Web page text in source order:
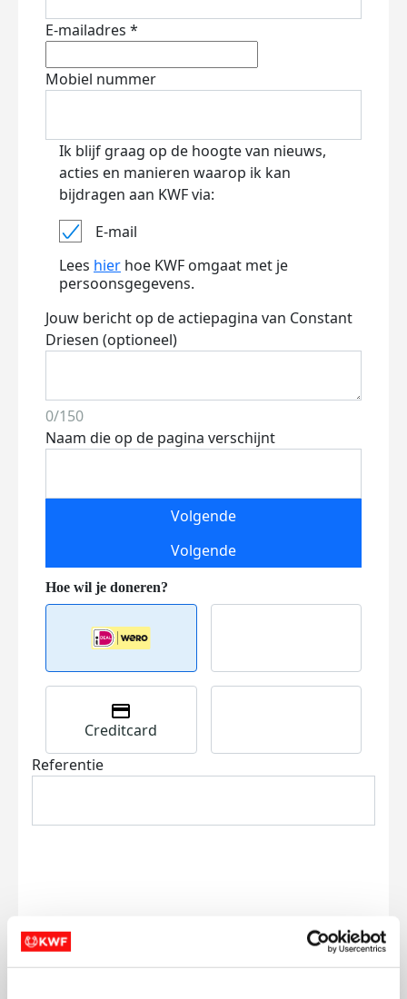
E-mailadres *
Mobiel nummer
Ik blijf graag op de hoogte van nieuws,
acties en manieren waarop ik kan
bijdragen aan KWF via:
E-mail
Lees hier hoe KWF omgaat met je
persoonsgegevens.
Jouw bericht op de actiepagina van Constant
Driesen (optioneel)
0/150
Naam die op de pagina verschijnt
Volgende
Volgende
Creditcard
Referentie
Ik wil bijdragen aan de transactiekosten
en betaal €0.75 extra.